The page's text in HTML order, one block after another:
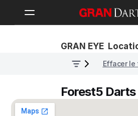
GRAN EYE
Effacer le
Forest5